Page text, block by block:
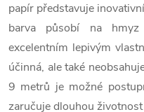
papír představuje
barva působí na
excelentním lepivým
účinná, ale také
9 metrů je možné
zaručuje dlouhou